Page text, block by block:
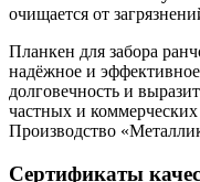
очищается от
Планкен для забора
надёжное и
долговечность и
частных и
Производство
Сертификаты